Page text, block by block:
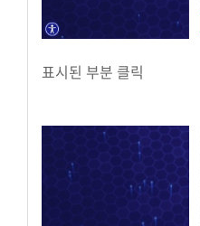
표시된 부분 클릭